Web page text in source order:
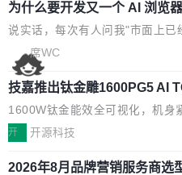
为什么要开发又一个 AI 浏览
说实话，每次有人问我"市面上已
Sider、Copilot for Chrome 这些
了，你为什么还要再做一个"，我
问得好。 因为我自己也是从用户
现有产品的天花板 我用过不少 AI
刚开始觉得都挺好——选中一段文
要。但用久了你会发现，它们本
席WC
技嘉推出钛金雕1600PG5 AI
源：为发烧级主机与本地AI算
舰供电方案
1600W钛金能效全可视化，机身
继2026台北电脑展首度亮相后，
电源专为发烧级DIY主机与本地AI
开 开源科技
2026年8月品牌营销服务商选